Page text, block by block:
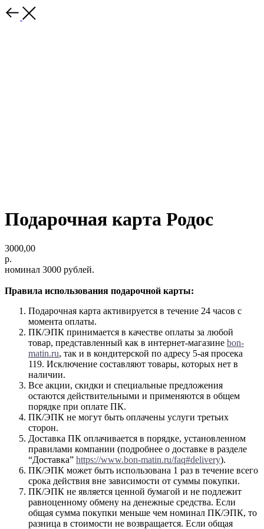
Подарочная карта Родос
3000,00
р.
номинал 3000 рублей.
Правила использования подарочной карты:
Подарочная карта активируется в течение 24 часов с
момента оплаты.
ПК/ЭПК принимается в качестве оплаты за любой
товар, представленный как в интернет-магазине bon-
matin.ru, так и в кондитерской по адресу 5-ая просека
119. Исключение составляют товары, которых нет в
наличии.
Все акции, скидки и специальные предложения
остаются действительными и применяются в общем
порядке при оплате ПК.
ПК/ЭПК не могут быть оплачены услуги третьих
сторон.
Доставка ПК оплачивается в порядке, установленном
правилами компании (подробнее о доставке в разделе
“Доставка” https://www.bon-matin.ru/faq#delivery).
ПК/ЭПК может быть использована 1 раз в течение всего
срока действия вне зависимости от суммы покупки.
ПК/ЭПК не является ценной бумагой и не подлежит
равноценному обмену на денежные средства. Если
общая сумма покупки меньше чем номинал ПК/ЭПК, то
разница в стоимости не возвращается. Если общая